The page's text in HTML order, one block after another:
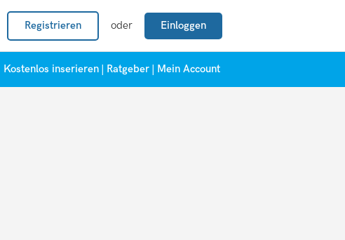
Registrieren oder Einloggen
Kostenlos inserieren Ratgeber Mein Account